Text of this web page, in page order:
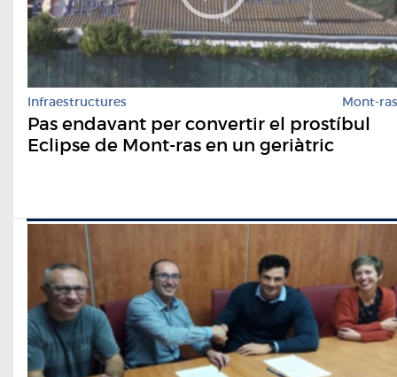
Infraestructures Mont-ras
Pas endavant per convertir el prostíbul
Eclipse de Mont-ras en un geriàtric